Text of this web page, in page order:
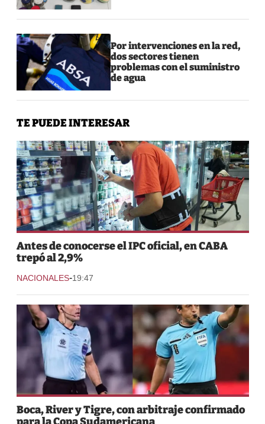
Por intervenciones en la red,
dos sectores tienen
problemas con el suministro
de agua
TE PUEDE INTERESAR
Antes de conocerse el IPC oficial, en CABA
trepó al 2,9%
NACIONALES-19:47
Boca, River y Tigre, con arbitraje confirmado
para la Copa Sudamericana